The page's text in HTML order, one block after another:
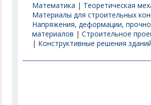
Математика | Теоретическая
Материалы для строительных
Напряжения, деформации,
материалов |Строительное
| Конструктивные решения зданий